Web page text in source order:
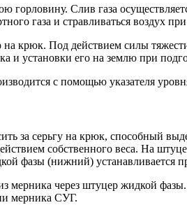
Слив газа
газа и стравливаться воздух
крюк. Под действием силы
и установки его на землю при
с помощью указателя
за серьгу на крюк, способный
собственного веса. На
фазы (нижний) устанавливается
мерника через штуцер жидкой
мерника СУГ.